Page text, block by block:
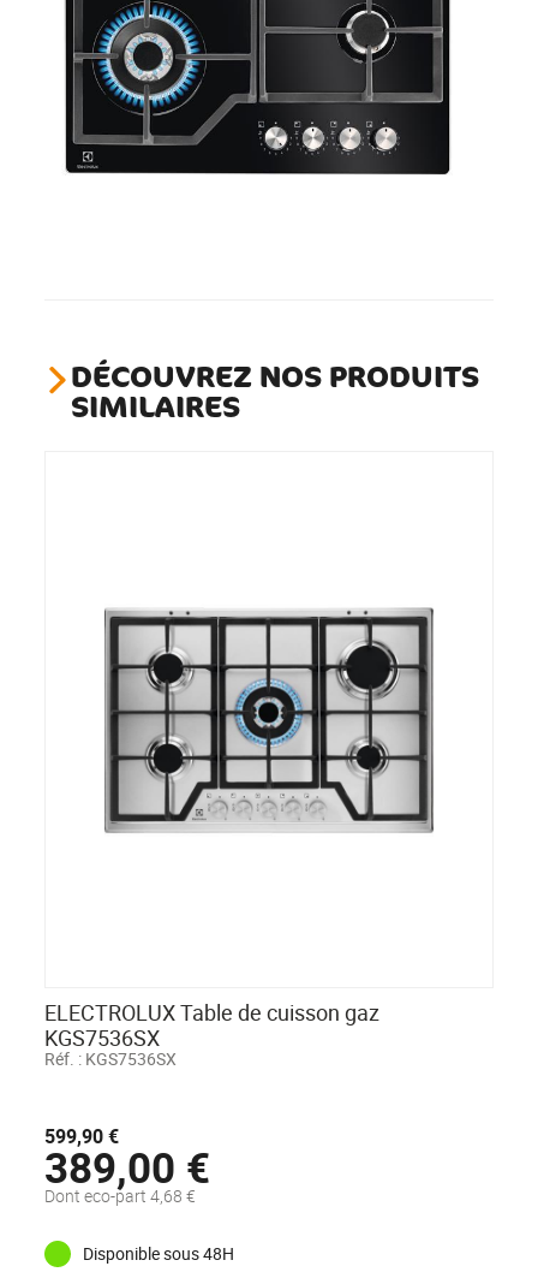
DÉCOUVREZ NOS PRODUITS
SIMILAIRES
ELECTROLUX Table de cuisson gaz
KGS7536SX
Réf. : KGS7536SX
599,90 €
389,00 €
Dont eco-part 4,68 €
Disponible sous 48H